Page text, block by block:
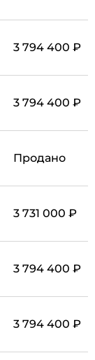
3 794 400 ₽
3 794 400 ₽
Продано
3 731 000 ₽
3 794 400 ₽
3 794 400 ₽